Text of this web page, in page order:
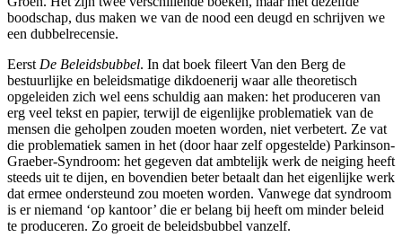
boodschap, dus maken we van de nood een deugd en schrijven we
een dubbelrecensie.
EerstDe Beleidsbubbel. In dat boek fileert Van den Berg de
bestuurlijke en beleidsmatige dikdoenerij waar alle theoretisch
opgeleiden zich wel eens schuldig aan maken: het produceren van
erg veel tekst en papier, terwijl de eigenlijke problematiek van de
mensen die geholpen zouden moeten worden, niet verbetert. Ze vat
die problematiek samen in het (door haar zelf opgestelde) Parkinson-
Graeber-Syndroom: het gegeven dat ambtelijk werk de neiging heeft
steeds uit te dijen, en bovendien beter betaalt dan het eigenlijke werk
dat ermee ondersteund zou moeten worden. Vanwege dat syndroom
is er niemand ‘op kantoor’ die er belang bij heeft om minder beleid
te produceren. Zo groeit de beleidsbubbel vanzelf.